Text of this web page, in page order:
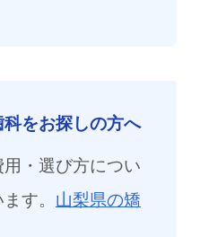
をお探しの方へ
・選び方につい
す。 山梨県の矯